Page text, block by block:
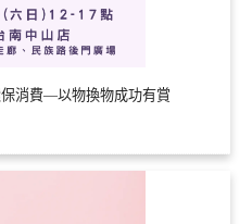
保消費—以物換物成功有賞